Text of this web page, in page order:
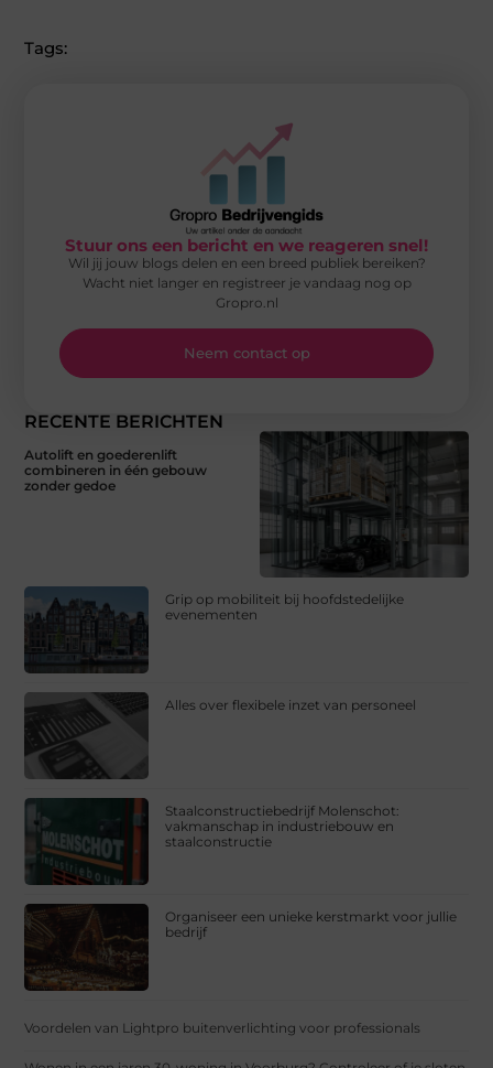
Tags:
RECENTE BERICHTEN
Autolift en goederenlift
combineren in één gebouw
zonder gedoe
Grip op mobiliteit bij hoofdstedelijke
evenementen
Alles over flexibele inzet van personeel
Staalconstructiebedrijf Molenschot:
vakmanschap in industriebouw en
staalconstructie
Organiseer een unieke kerstmarkt voor jullie
bedrijf
Voordelen van Lightpro buitenverlichting voor professionals
Stuur ons een bericht en we reageren snel!
Wil jij jouw blogs delen en een breed publiek bereiken?
Wacht niet langer en registreer je vandaag nog op
Gropro.nl
Neem contact op